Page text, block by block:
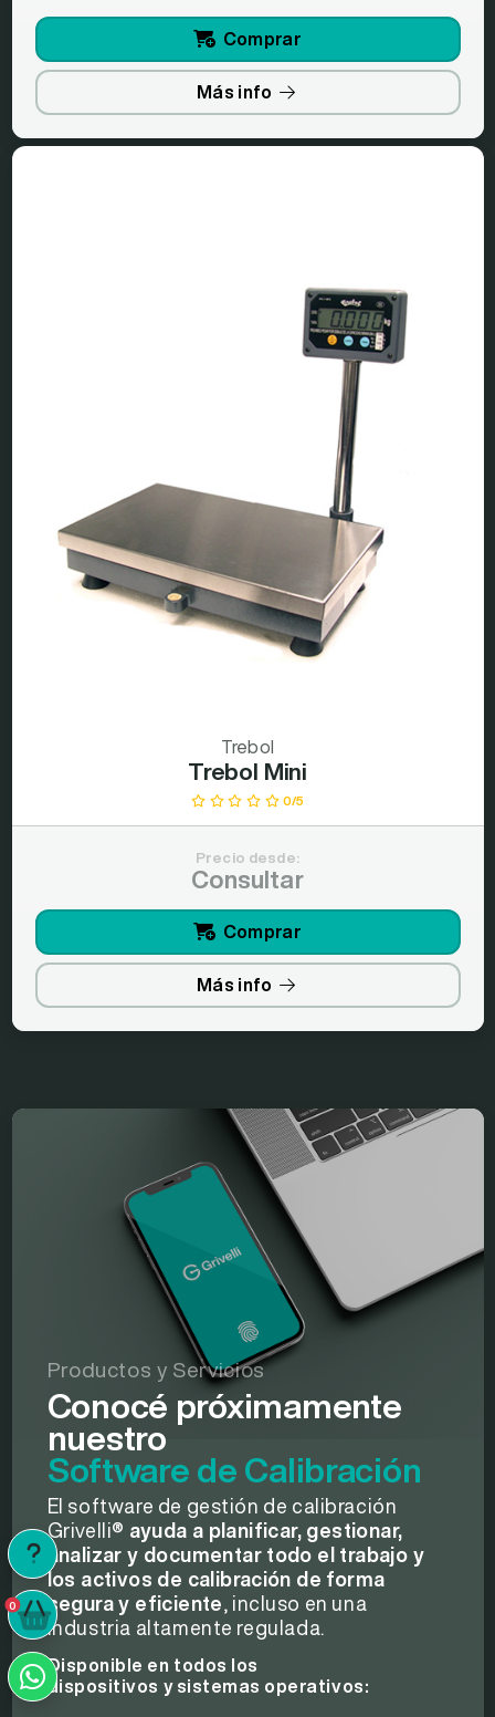
0
0
Comprar
Más info
Trebol
Trebol Mini
0/5
Precio desde:
Consultar
Comprar
Más info
Productos y Servicios
Conocé próximamente
nuestro
Software de Calibración
El software de gestión de calibración
Grivelli® ayuda a planificar, gestionar,
analizar y documentar todo el trabajo y
los activos de calibración de forma
segura y eficiente , incluso en una
industria altamente regulada.
Disponible en todos los
dispositivos y sistemas operativos: